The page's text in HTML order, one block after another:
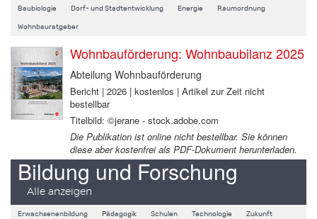
Baubiologie Dorf- und Stadtentwicklung Energie Raumordnung
Wohnbauratgeber
Wohnbauförderung: Wohnbaubilanz 2025
Abteilung Wohnbauförderung
Bericht | 2026 | kostenlos | Artikel zur Zeit nicht
bestellbar
Titelbild: ©jerane - stock.adobe.com
Die Publikation ist online nicht bestellbar. Sie können
diese aber kostenfrei als PDF-Dokument herunterladen.
Bildung und Forschung
Alle anzeigen
Erwachsenenbildung Pädagogik Schulen Technologie Zukunft